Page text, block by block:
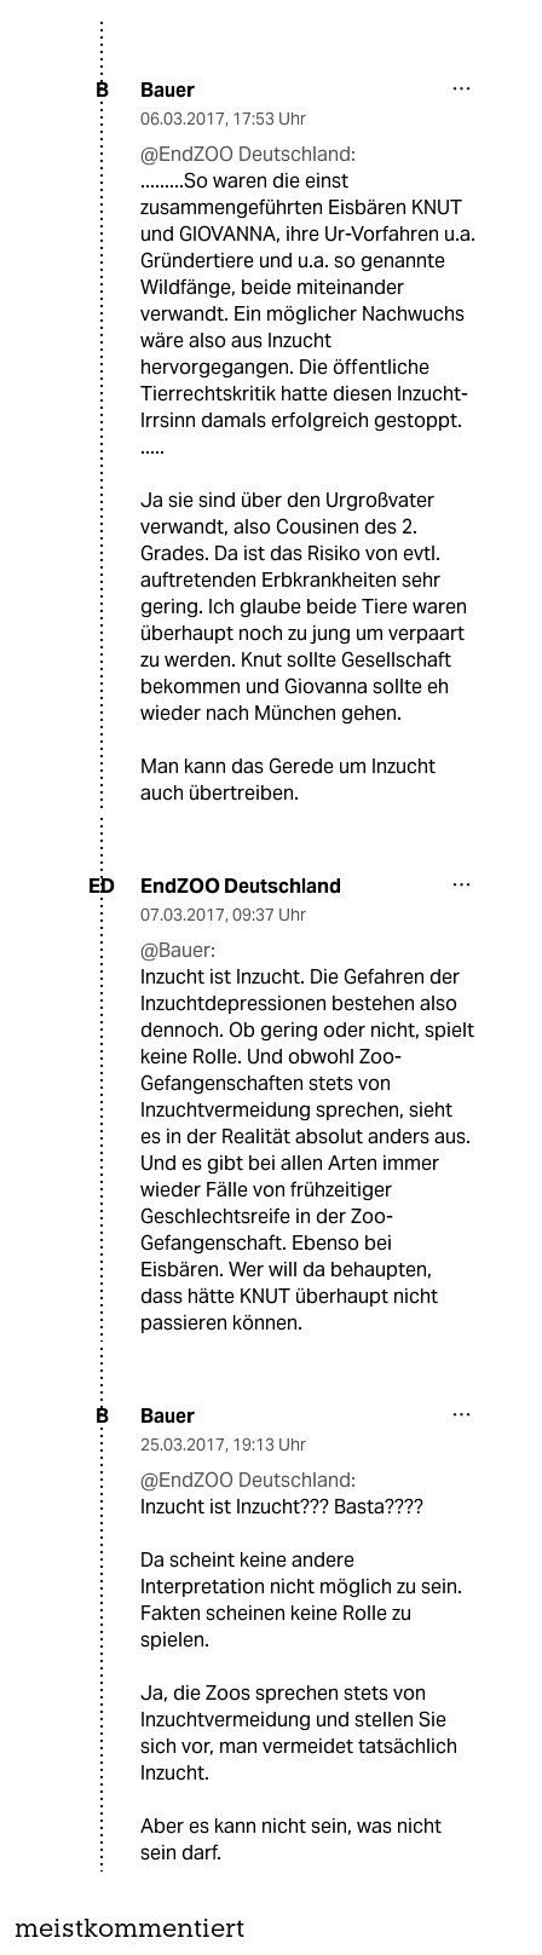
B Bauer
06.03.2017, 17:53 Uhr
@EndZOO Deutschland:
.........So waren die einst
zusammengeführten Eisbären KNUT
und GIOVANNA, ihre Ur-Vorfahren u.a.
Gründertiere und u.a. so genannte
Wildfänge, beide miteinander
verwandt. Ein möglicher Nachwuchs
wäre also aus Inzucht
hervorgegangen. Die öffentliche
Tierrechtskritik hatte diesen Inzucht-
Irrsinn damals erfolgreich gestoppt.
.....
Ja sie sind über den Urgroßvater
verwandt, also Cousinen des 2.
Grades. Da ist das Risiko von evtl.
auftretenden Erbkrankheiten sehr
gering. Ich glaube beide Tiere waren
überhaupt noch zu jung um verpaart
zu werden. Knut sollte Gesellschaft
bekommen und Giovanna sollte eh
wieder nach München gehen.
Man kann das Gerede um Inzucht
auch übertreiben.
ED EndZOO Deutschland
07.03.2017, 09:37 Uhr
@Bauer:
Inzucht ist Inzucht. Die Gefahren der
Inzuchtdepressionen bestehen also
dennoch. Ob gering oder nicht, spielt
keine Rolle. Und obwohl Zoo-
Gefangenschaften stets von
Inzuchtvermeidung sprechen, sieht
es in der Realität absolut anders aus.
Und es gibt bei allen Arten immer
wieder Fälle von frühzeitiger
Geschlechtsreife in der Zoo-
Gefangenschaft. Ebenso bei
Eisbären. Wer will da behaupten,
dass hätte KNUT überhaupt nicht
passieren können.
B Bauer
25.03.2017, 19:13 Uhr
@EndZOO Deutschland:
Inzucht ist Inzucht??? Basta????
Da scheint keine andere
Interpretation nicht möglich zu sein.
Fakten scheinen keine Rolle zu
spielen.
Ja, die Zoos sprechen stets von
Inzuchtvermeidung und stellen Sie
sich vor, man vermeidet tatsächlich
Inzucht.
Aber es kann nicht sein, was nicht
sein darf.
meistkommentiert